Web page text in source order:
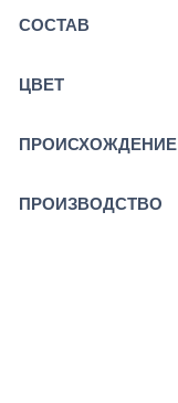
СОСТАВ
ЦВЕТ
ПРОИСХОЖДЕНИЕ
ПРОИЗВОДСТВО